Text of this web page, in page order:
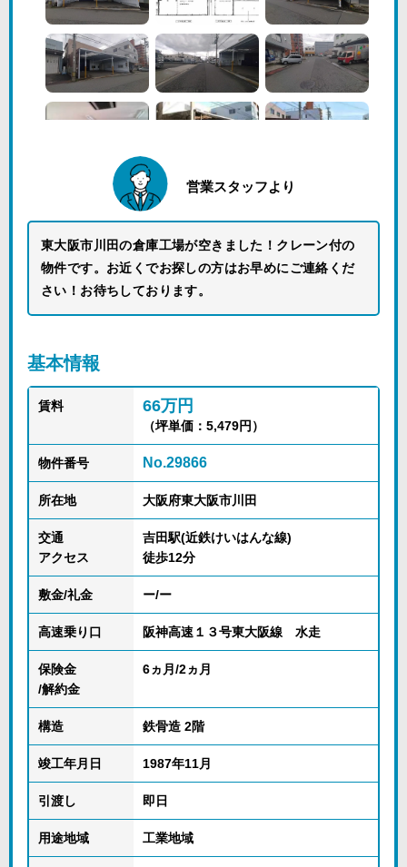
営業スタッフより
東大阪市川田の倉庫工場が空きました！クレーン付の
物件です。お近くでお探しの方はお早めにご連絡くだ
さい！お待ちしております。
基本情報
賃料 66万円
（坪単価：5,479円）
物件番号 No.29866
所在地 大阪府東大阪市川田
交通
アクセス
吉田駅(近鉄けいはんな線)
徒歩12分
敷金/礼金 ー/ー
高速乗り口 阪神高速１３号東大阪線 水走
保険金
/解約金
6ヵ月/2ヵ月
構造 鉄骨造 2階
竣工年月日 1987年11月
引渡し 即日
用途地域 工業地域